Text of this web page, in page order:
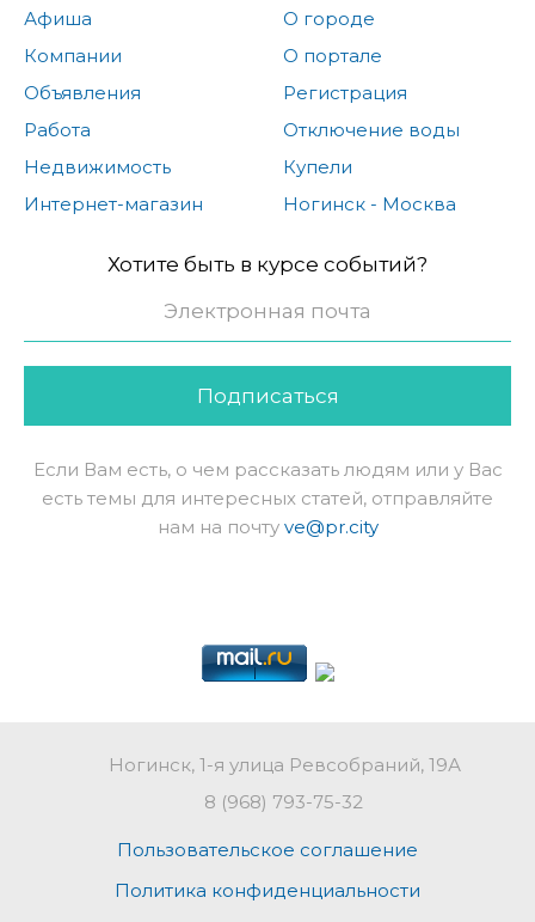
Афиша
Компании
Объявления
Работа
Недвижимость
Интернет-магазин
О городе
О портале
Регистрация
Отключение воды
Купели
Ногинск - Москва
Хотите быть в курсе событий?
Подписаться
Если Вам есть, о чем рассказать людям или у Вас
есть темы для интересных статей, отправляйте
нам на почту ve@pr.city
Ногинск, 1-я улица Ревсобраний, 19А
8 (968) 793-75-32
Пользовательское соглашение
Политика конфиденциальности